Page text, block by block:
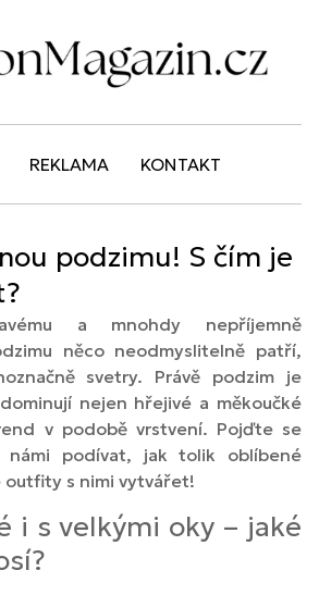
REKLAMA KONTAKT
podzimu! S čím je
a mnohdy nepříjemně
něco neodmyslitelně patří,
svetry. Právě podzim je
nejen hřejivé a měkoučké
v podobě vrstvení. Pojďte se
námi podívat, jak tolik oblíbené
outfity s nimi vytvářet!
i s velkými oky – jaké